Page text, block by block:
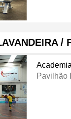
/
Academia
Pavilhão